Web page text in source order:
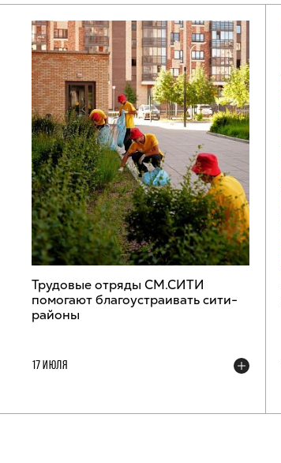
Трудовые отряды СМ.СИТИ
помогают благоустраивать сити-
районы
17 ИЮЛЯ